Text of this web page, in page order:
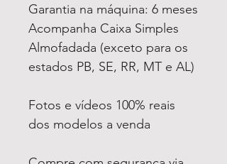
Garantia na máquina: 6 meses
Acompanha Caixa Simples
Almofadada (exceto para os
estados PB, SE, RR, MT e AL)
Fotos e vídeos 100% reais
dos modelos a venda